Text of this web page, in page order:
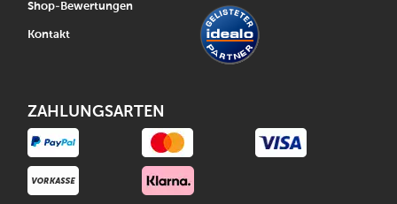
Shop-Bewertungen
Kontakt
ZAHLUNGSARTEN